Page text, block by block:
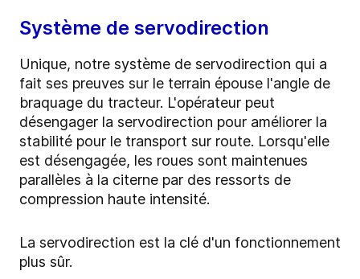
Système de servodirection
Unique, notre système de servodirection qui a
fait ses preuves sur le terrain épouse l'angle de
braquage du tracteur. L'opérateur peut
désengager la servodirection pour améliorer la
stabilité pour le transport sur route. Lorsqu'elle
est désengagée, les roues sont maintenues
parallèles à la citerne par des ressorts de
compression haute intensité.
La servodirection est la clé d'un fonctionnement
plus sûr.